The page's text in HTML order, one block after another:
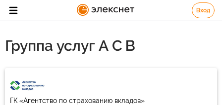
Вход
Группа услуг А С В
ГК «Агентство по страхованию вкладов»